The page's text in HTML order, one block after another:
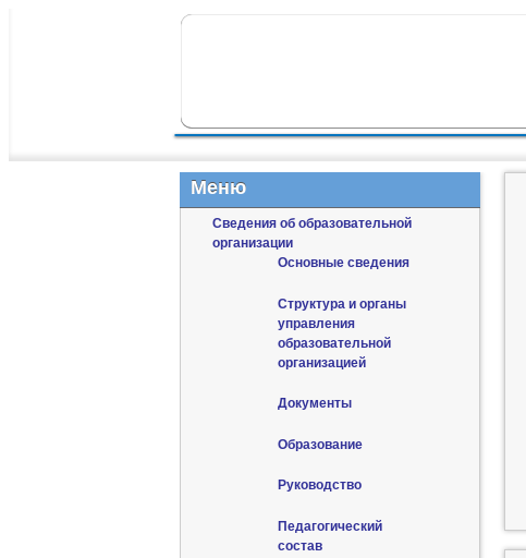
ГЛАВНОЕ МЕНЮ
Меню
Сведения об образовательной
организации
Основные сведения
Структура и органы
управления
образовательной
организацией
Документы
Образование
Руководство
Педагогический
состав